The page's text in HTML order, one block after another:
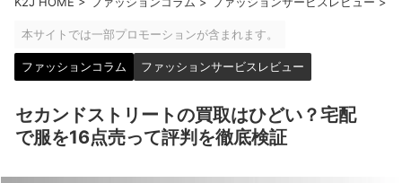
本サイトでは一部プロモーションが含まれます。
ファッションコラム ファッションサービスレビュー
セカンドストリートの買取はひどい？宅配
で服を16点売って評判を徹底検証